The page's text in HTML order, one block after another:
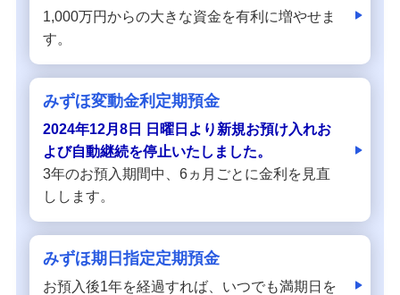
みずほ貯蓄預金
普通預金（無利息型）
みずほ後見制度支援預金
NISA：ニーサ（少額投資非課税制度）
iDeCo：イデコ（個人型確定拠出年金）
1,000万円からの大きな資金を有利に増やせま
す。
みずほ変動金利定期預金
2024年12月8日 日曜日より新規お預け入れお
よび自動継続を停止いたしました。
3年のお預入期間中、6ヵ月ごとに金利を見直
しします。
みずほ期日指定定期預金
お預入後1年を経過すれば、いつでも満期日を